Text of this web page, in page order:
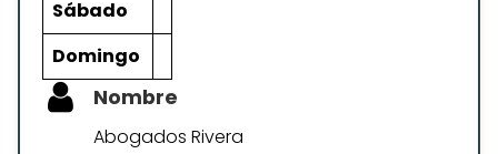
Sábado
Domingo
Nombre
Abogados Rivera